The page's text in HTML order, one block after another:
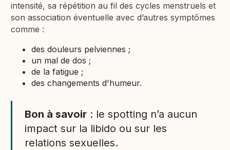
intensité, sa répétition au fil des cycles menstruels et
son association éventuelle avec d’autres symptômes
comme :
des douleurs pelviennes ;
un mal de dos ;
de la fatigue ;
des changements d'humeur.
Bon à savoir : le spotting n’a aucun
impact sur la libido ou sur les
relations sexuelles.